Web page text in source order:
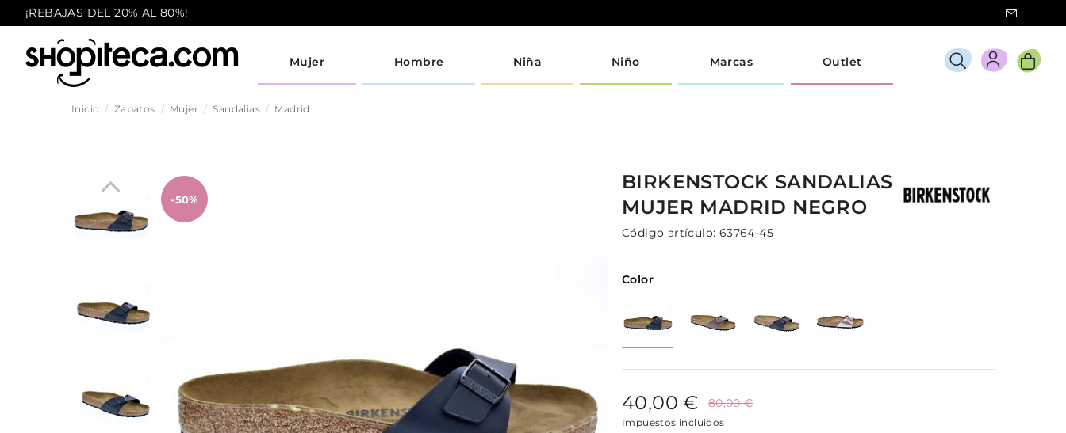
¡REBAJAS DEL 20% AL 80%!
Mujer Hombre Niña Niño Marcas Outlet
Inicio Zapatos Mujer Sandalias Madrid
-50%
BIRKENSTOCK SANDALIAS
MUJER MADRID NEGRO
Código artículo: 63764-45
Color
40,00 € 80,00 €
Impuestos incluidos